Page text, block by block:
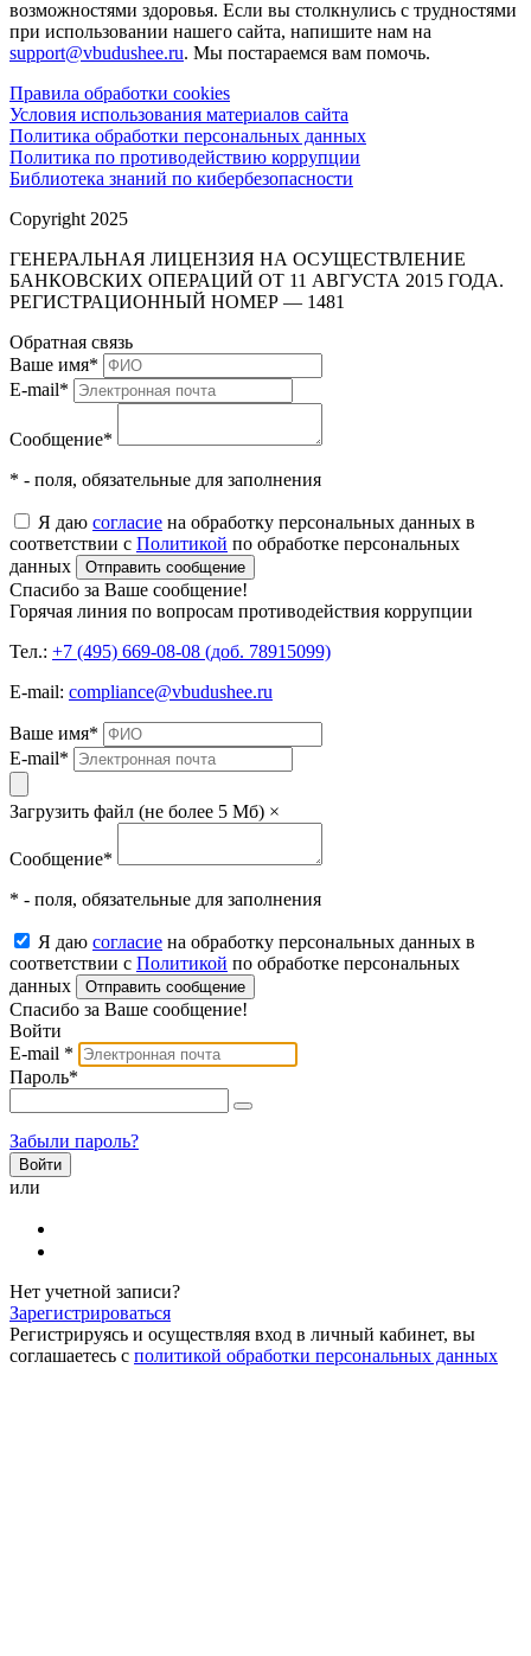
возможностями здоровья. Если вы столкнулись с трудностями
при использовании нашего сайта, напишите нам на
support@vbudushee.ru. Мы постараемся вам помочь.
Правила обработки cookies
Условия использования материалов сайта
Политика обработки персональных данных
Политика по противодействию коррупции
Библиотека знаний по кибербезопасности
Copyright 2025
ГЕНЕРАЛЬНАЯ ЛИЦЕНЗИЯ НА ОСУЩЕСТВЛЕНИЕ
БАНКОВСКИХ ОПЕРАЦИЙ ОТ 11 АВГУСТА 2015 ГОДА.
РЕГИСТРАЦИОННЫЙ НОМЕР — 1481
Обратная связь
Ваше имя*
E-mail*
Сообщение*
* - поля, обязательные для заполнения
Я даю согласие на обработку персональных данных в
соответствии с Политикой по обработке персональных
данных
Отправить сообщение
Спасибо за Ваше сообщение!
Горячая линия по вопросам противодействия коррупции
Тел.: +7 (495) 669-08-08 (доб. 78915099)
E-mail: compliance@vbudushee.ru
Ваше имя*
E-mail*
Загрузить файл (не более 5 Мб) ×
Сообщение*
* - поля, обязательные для заполнения
Я даю согласие на обработку персональных данных в
соответствии с Политикой по обработке персональных
данных
Отправить сообщение
Спасибо за Ваше сообщение!
Войти
E-mail *
Пароль*
Забыли пароль?
или
Нет учетной записи?
Зарегистрироваться
Регистрируясь и осуществляя вход в личный кабинет, вы
соглашаетесь с политикой обработки персональных данных